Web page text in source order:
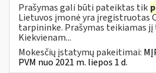
Prašymas gali būti pateiktas tik
Lietuvos įmonė yra įregistruotas
tarpininke. Prašymas teikiamas jį
Kiekvienam...
Mokesčių įstatymų pakeitimai:
PVM nuo 2021 m. liepos 1 d.